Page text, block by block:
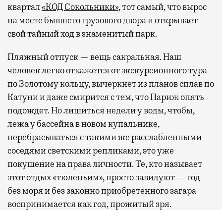
квартал«КОД Сокольники», тот самый, что вырос
на месте бывшего грузового двора и открывает
свой тайный ход в знаменитый парк.
Пляжный отпуск — вещь сакральная. Наш
человек легко откажется от экскурсионного тура
по Золотому кольцу, вычеркнет из планов сплав по
Катуни и даже смирится с тем, что Париж опять
подождет. Но лишиться недели у воды, чтобы,
лежа у бассейна в новом купальнике,
перебрасываться с такими же расслабленными
соседями светскими репликами, это уже
покушение на права личности. Те, кто называет
этот отдых «тюленьим», просто завидуют — год
без моря и без законно приобретенного загара
воспринимается как год, прожитый зря.